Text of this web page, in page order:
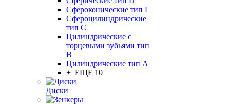
Сфероконические тип L
Сфероцилиндрические
тип C
Цилиндрические с
торцевыми зубьями тип
B
Цилиндрические тип А
+ ЕЩЕ 10
Диски